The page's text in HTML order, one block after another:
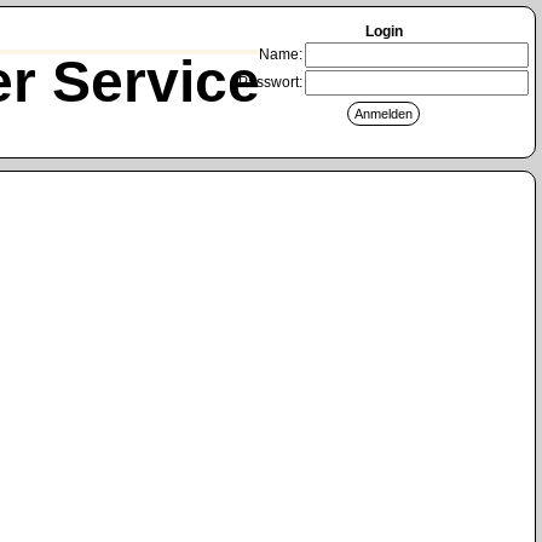
Service
Login
Name:
Passwort: